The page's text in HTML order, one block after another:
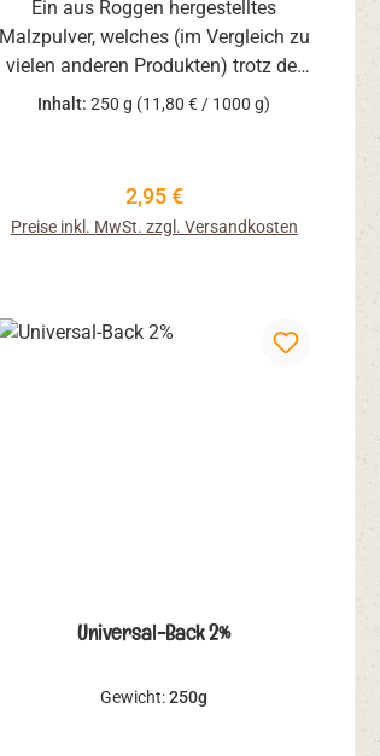
Ein aus Roggen hergestelltes
Malzpulver, welches (im Vergleich zu
vielen anderen Produkten) trotz der
dunklen Farbe einen sehr
Vollkornbroten, die einfach eine
harmonische Krumenfarbe
Inhalt:250 g (11,80 € / 1000 g)
Regulärer Preis:
2,95 €
Preise inkl. MwSt. zzgl. Versandkosten
Universal-Back 2%
Gewicht:250g